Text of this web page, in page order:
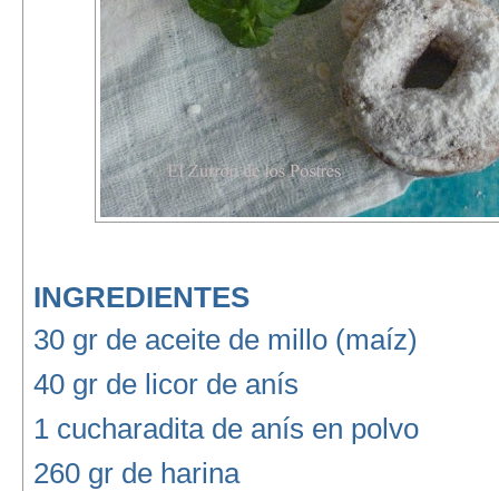
INGREDIENTES
30 gr de aceite de millo (maíz)
40 gr de licor de anís
1 cucharadita de anís en polvo
260 gr de harina